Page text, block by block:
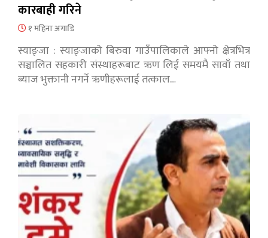
कारबाही गरिने
१ महिना अगाडि
स्याङ्जा : स्याङ्जाको बिरुवा गाउँपालिकाले आफ्नो क्षेत्रभित्र
सञ्चालित सहकारी संस्थाहरूबाट ऋण लिई समयमै सावाँ तथा
ब्याज भुक्तानी नगर्ने ऋणीहरूलाई तत्काल…